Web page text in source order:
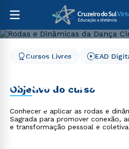
Cursos Livres
Saúde
Rodas e
Dança Circular
Cursos Livres EAD
Objetivo do curso
Conhecer e aplicar as rodas e
Sagrada para promover conexão,
e transformação pessoal e